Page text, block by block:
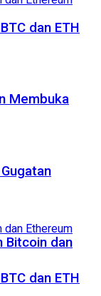
dan ETH
dan ETH
Membuka
Bitcoin dan